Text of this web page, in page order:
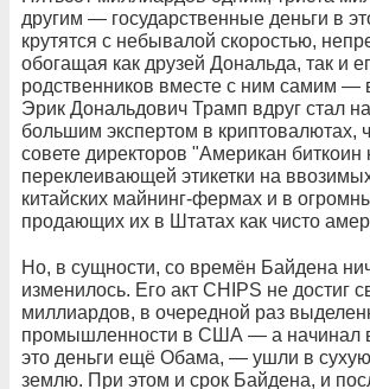
другим — государственные деньги в
крутятся с небывалой скоростью,
обогащая как друзей Дональда, так и
родственников вместе с ним самим —
Эрик Дональдович Трамп вдруг стал
большим экспертом в криптовалютах,
совете директоров "Американ
переклеивающей этикетки на
китайских майнинг-фермах и в
продающих их в Штатах как чисто
Но, в сущности, со времён Байдена
изменилось. Его акт CHIPS не достиг
миллиардов, в очередной раз
промышленности в США — а начинал
это деньги ещё Обама, — ушли в
землю. При этом и срок Байдена, и